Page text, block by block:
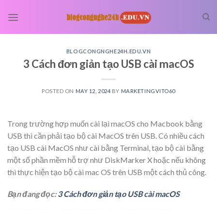
BLOGCONGNGHE24H.EDU.VN
3 Cách đơn giản tạo USB cài macOS
POSTED ON MAY 12, 2024 BY MARKETINGVITO60
Trong trường hợp muốn cài lại macOS cho Macbook bằng
USB thì cần phải tạo bộ cài MacOS trên USB. Có nhiều cách
tạo USB cài MacOS như cài bằng Terminal, tạo bộ cài bằng
một số phần mềm hỗ trợ như DiskMarker X hoặc nếu không
thì thực hiện tạo bộ cài mac OS trên USB một cách thủ công.
Bạn đang đọc:3 Cách đơn giản tạo USB cài macOS